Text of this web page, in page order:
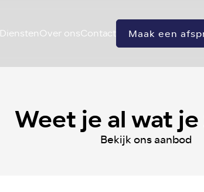
DienstenOver onsContact Maak een
Weet je al wat
Bekijk ons aanbod